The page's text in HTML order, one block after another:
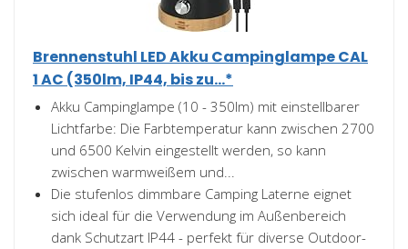
Brennenstuhl LED Akku Campinglampe CAL
1 AC (350lm, IP44, bis zu...*
Akku Campinglampe (10 - 350lm) mit einstellbarer
Lichtfarbe: Die Farbtemperatur kann zwischen 2700
und 6500 Kelvin eingestellt werden, so kann
zwischen warmweißem und...
Die stufenlos dimmbare Camping Laterne eignet
sich ideal für die Verwendung im Außenbereich
dank Schutzart IP44 - perfekt für diverse Outdoor-